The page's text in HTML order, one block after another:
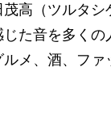
高（ツルタシ
た音を多くの
メ、酒、ファ